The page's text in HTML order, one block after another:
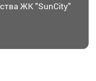
ЖК "SunCity"